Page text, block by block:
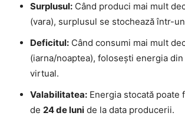
Surplusul: Când produci mai mult
(vara), surplusul se stochează într-
Deficitul: Când consumi mai mult
(iarna/noaptea), folosești energia
virtual.
Valabilitatea: Energia stocată poate
de 24 de luni de la data producerii.